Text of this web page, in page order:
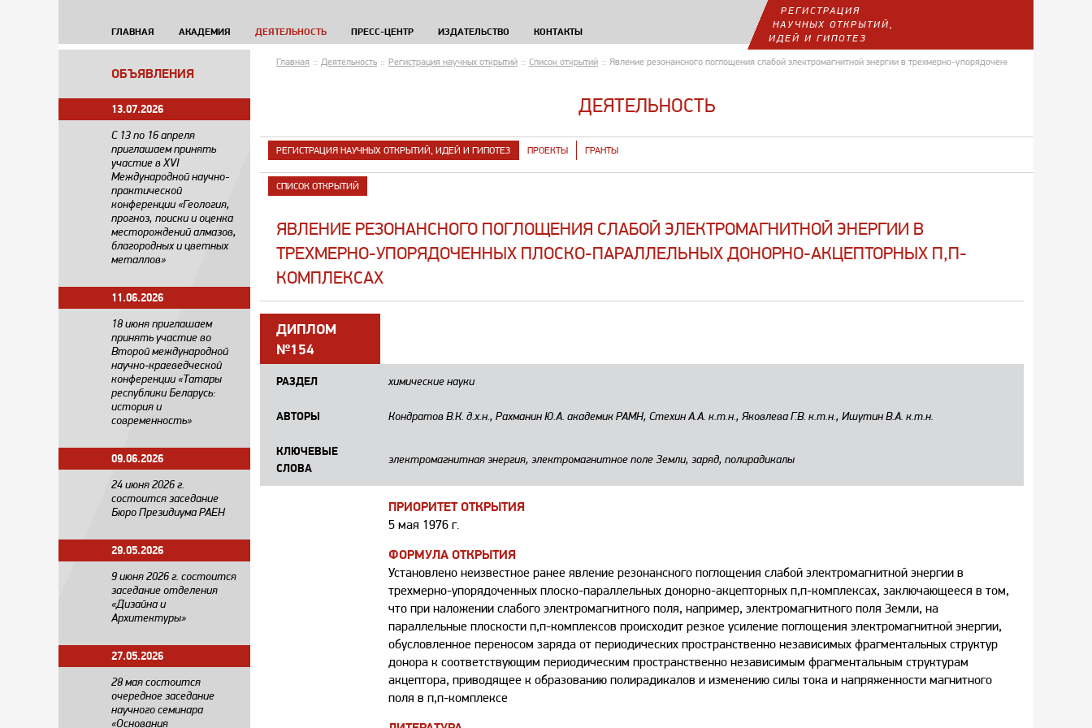
ГЛАВНАЯ АКАДЕМИЯ ДЕЯТЕЛЬНОСТЬ ПРЕСС-ЦЕНТР ИЗДАТЕЛЬСТВО КОНТАКТЫ
РЕГИСТРАЦИЯ
НАУЧНЫХ ОТКРЫТИЙ,
ИДЕЙ И ГИПОТЕЗ
ОБЪЯВЛЕНИЯ
13.07.2026
С 13 по 16 апреля
приглашаем принять
участие в XVI
Международной научно-
практической
конференции «Геология,
прогноз, поиски и оценка
месторождений алмазов,
благородных и цветных
металлов»
11.06.2026
18 июня приглашаем
принять участие во
Второй международной
научно-краеведческой
конференции «Татары
республики Беларусь:
история и
современность»
09.06.2026
24 июня 2026 г.
состоится заседание
Бюро Президиума РАЕН
29.05.2026
​9 июня 2026 г. состоится
заседание отделения
«Дизайна и
Архитектуры»
27.05.2026
28 мая состоится
очередное заседание
научного семинара
«Основания
Главная :: Деятельность :: Регистрация научных открытий :: Список открытий :: Явление резонансного поглощения слабой электромагнитной энергии в трехмерно-упорядоченных плоско-
ДЕЯТЕЛЬНОСТЬ
РЕГИСТРАЦИЯ НАУЧНЫХ ОТКРЫТИЙ, ИДЕЙ И ГИПОТЕЗ ПРОЕКТЫ ГРАНТЫ
СПИСОК ОТКРЫТИЙ
ЯВЛЕНИЕ РЕЗОНАНСНОГО ПОГЛОЩЕНИЯ СЛАБОЙ ЭЛЕКТРОМАГНИТНОЙ ЭНЕРГИИ В
ТРЕХМЕРНО-УПОРЯДОЧЕННЫХ ПЛОСКО-ПАРАЛЛЕЛЬНЫХ ДОНОРНО-АКЦЕПТОРНЫХ П,П-
КОМПЛЕКСАХ
ДИПЛОМ
№154
РАЗДЕЛ химические науки
АВТОРЫ Кондратов В.К. д.х.н., Рахманин Ю.А. академик РАМН, Стехин А.А. к.т.н., Яковлева Г.В. к.т.н., Ишутин В.А. к.т.н.
КЛЮЧЕВЫЕ
СЛОВА
электромагнитная энергия, электромагнитное поле Земли, заряд, полирадикалы
ПРИОРИТЕТ ОТКРЫТИЯ
5 мая 1976 г.
ФОРМУЛА ОТКРЫТИЯ
Установлено неизвестное ранее явление резонансного поглощения слабой электромагнитной энергии в
трехмерно-упорядоченных плоско-параллельных донорно-акцепторных п,п-комплексах, заключающееся в том,
что при наложении слабого электромагнитного поля, например, электромагнитного поля Земли, на
параллельные плоскости п,п-комплексов происходит резкое усиление поглощения электромагнитной энергии,
обусловленное переносом заряда от периодических пространственно независимых фрагментальных структур
донора к соответствующим периодическим пространственно независимым фрагментальным структурам
акцептора, приводящее к образованию полирадикалов и изменению силы тока и напряженности магнитного
поля в п,п-комплексе